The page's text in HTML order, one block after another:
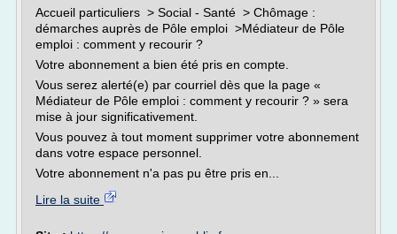
Accueil particuliers > Social - Santé > Chômage :
démarches auprès de Pôle emploi >Médiateur de Pôle
emploi : comment y recourir ?
Votre abonnement a bien été pris en compte.
Vous serez alerté(e) par courriel dès que la page «
Médiateur de Pôle emploi : comment y recourir ? » sera
mise à jour significativement.
Vous pouvez à tout moment supprimer votre abonnement
dans votre espace personnel.
Votre abonnement n'a pas pu être pris en...
Lire la suite